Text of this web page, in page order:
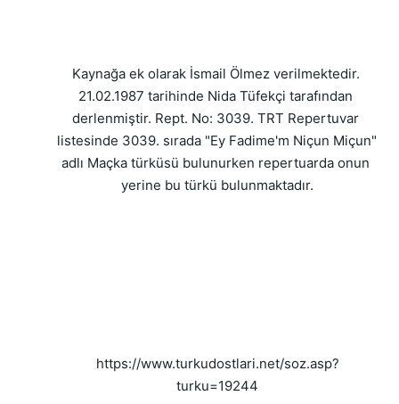
Kaynağa ek olarak İsmail Ölmez verilmektedir.
21.02.1987 tarihinde Nida Tüfekçi tarafından
derlenmiştir. Rept. No: 3039. TRT Repertuvar
listesinde 3039. sırada "Ey Fadime'm Niçun Miçun"
adlı Maçka türküsü bulunurken repertuarda onun
yerine bu türkü bulunmaktadır.
https://www.turkudostlari.net/soz.asp?
turku=19244